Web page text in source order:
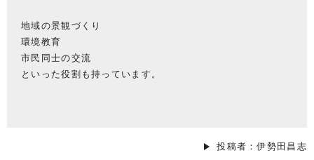
地域の景観づくり
環境教育
市民同士の交流
といった役割も持っています。
投稿者：伊勢田昌志